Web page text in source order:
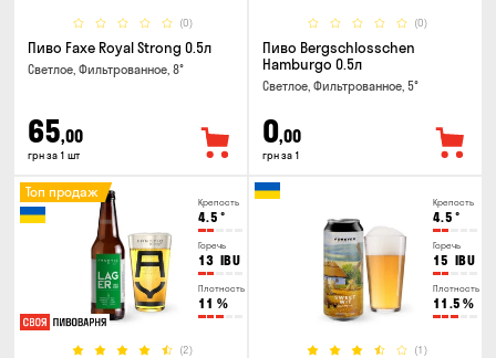
(0)
Пиво Faxe Royal Strong 0.5л
Светлое, Фильтрованное, 8°
65,00
грн за 1 шт
(0)
Пиво Bergschlosschen
Hamburgo 0.5л
Светлое, Фильтрованное, 5°
0,00
грн за 1
Крепость
4.5 °
Горечь
13 IBU
Плотность
11 %
(2)
Топ продаж
Крепость
4.5 °
Горечь
15 IBU
Плотность
11.5 %
(1)